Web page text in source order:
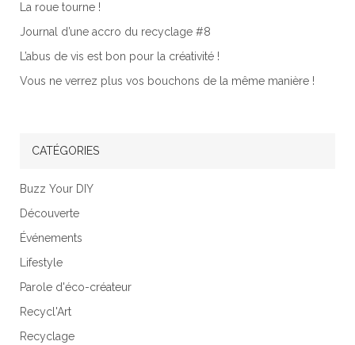
La roue tourne !
Journal d’une accro du recyclage #8
L’abus de vis est bon pour la créativité !
Vous ne verrez plus vos bouchons de la même manière !
CATÉGORIES
Buzz Your DIY
Découverte
Événements
Lifestyle
Parole d'éco-créateur
Recycl'Art
Recyclage